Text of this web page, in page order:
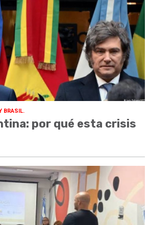
BRASIL.
por qué esta crisis